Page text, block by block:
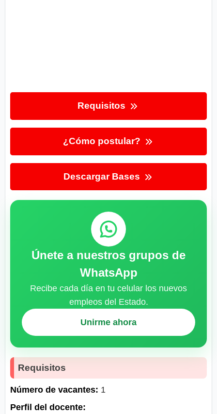
Requisitos
¿Cómo postular?
Descargar Bases
Únete a nuestros grupos de
WhatsApp
Recibe cada día en tu celular los nuevos
empleos del Estado.
Unirme ahora
Requisitos
Número de vacantes: 1
Perfil del docente: